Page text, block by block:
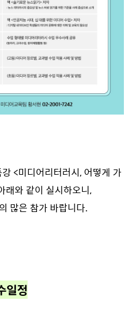
<미디어리터러시, 어떻게 가
래와 같이 실시하오니,
많은 참가 바랍니다.
일정